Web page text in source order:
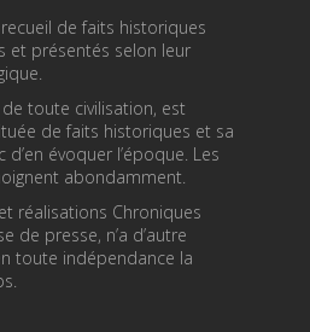
de faits historiques
et présentés selon leur
toute civilisation, est
de faits historiques et sa
évoquer l’époque. Les
abondamment.
réalisations Chroniques
de presse, n’a d’autre
toute indépendance la